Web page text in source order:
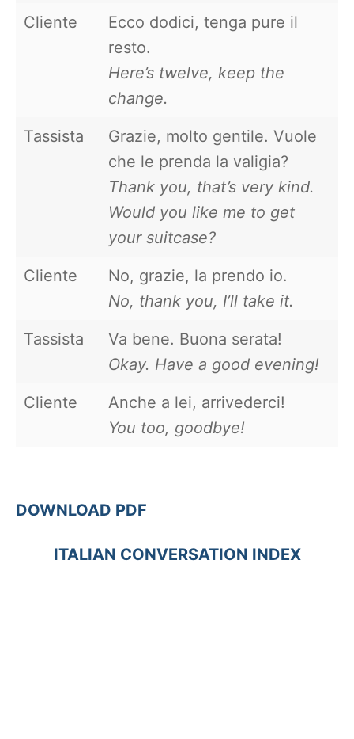
Cliente
Ecco dodici, tenga pure il
resto.
Here’s twelve, keep the
change.
Tassista
Grazie, molto gentile. Vuole
che le prenda la valigia?
Thank you, that’s very kind.
Would you like me to get
your suitcase?
Cliente
No, grazie, la prendo io.
No, thank you, I’ll take it.
Tassista
Va bene. Buona serata!
Okay. Have a good evening!
Cliente
Anche a lei, arrivederci!
You too, goodbye!
DOWNLOAD PDF
ITALIAN CONVERSATION INDEX